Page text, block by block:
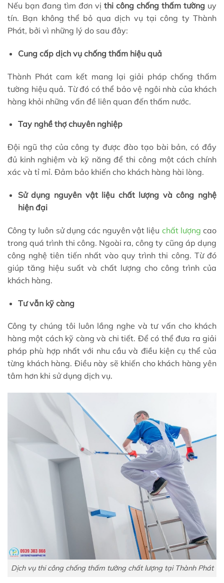
Nếu bạn đang tìm đơn vị thi công chống thấm tường uy
tín. Bạn không thể bỏ qua dịch vụ tại công ty Thành
Phát, bởi vì những lý do sau đây:
Cung cấp dịch vụ chống thấm hiệu quả
Thành Phát cam kết mang lại giải pháp chống thấm
tường hiệu quả. Từ đó có thể bảo vệ ngôi nhà của khách
hàng khỏi những vấn đề liên quan đến thấm nước.
Tay nghề thợ chuyên nghiệp
Đội ngũ thợ của công ty được đào tạo bài bản, có đầy
đủ kinh nghiệm và kỹ năng để thi công một cách chính
xác và tỉ mỉ. Đảm bảo khiến cho khách hàng hài lòng.
Sử dụng nguyên vật liệu chất lượng và công nghệ
hiện đại
Công ty luôn sử dụng các nguyên vật liệu chất lượng cao
trong quá trình thi công. Ngoài ra, công ty cũng áp dụng
công nghệ tiên tiến nhất vào quy trình thi công. Từ đó
giúp tăng hiệu suất và chất lượng cho công trình của
khách hàng.
Tư vẫn kỹ càng
Công ty chúng tôi luôn lắng nghe và tư vấn cho khách
hàng một cách kỹ càng và chi tiết. Để có thể đưa ra giải
pháp phù hợp nhất với nhu cầu và điều kiện cụ thể của
từng khách hàng. Điều này sẽ khiến cho khách hàng yên
tâm hơn khi sử dụng dịch vụ.
Dịch vụ thi công chống thấm tường chất lượng tại Thành Phát